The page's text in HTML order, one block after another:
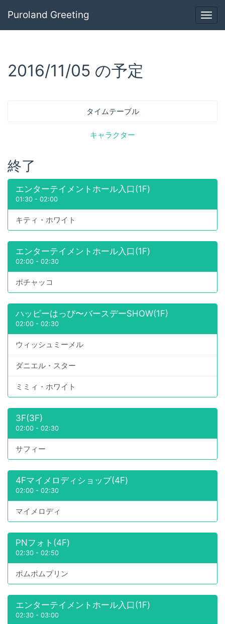
Puroland Greeting
2016/11/05 の予定
タイムテーブル
キャラクター
終了
エンターテイメントホール入口(1F)
01:30 - 02:00
キティ・ホワイト
エンターテイメントホール入口(1F)
02:00 - 02:30
ポチャッコ
ハッピーはっぴ〜バースデーSHOW(1F)
02:00 - 02:30
ウィッシュミーメル
ダニエル・スター
ミミィ・ホワイト
3F(3F)
02:00 - 02:30
サフィー
4Fマイメロディショップ(4F)
02:00 - 02:30
マイメロディ
PNフォト(4F)
02:30 - 02:50
ポムポムプリン
エンターテイメントホール入口(1F)
02:30 - 03:00